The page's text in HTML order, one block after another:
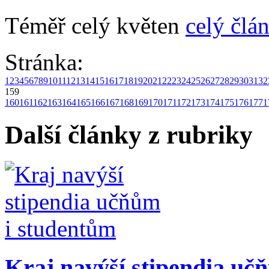
Téměř celý květen celý
Stránka:
1 23456789101112131415161718192021 2223242526272829303132
159
160161162163164165166167168169170171172173174175176177
Další články z rubriky